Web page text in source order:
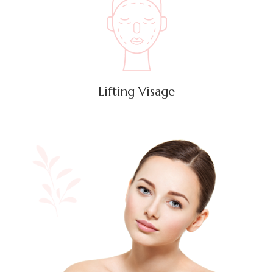
Lifting Visage